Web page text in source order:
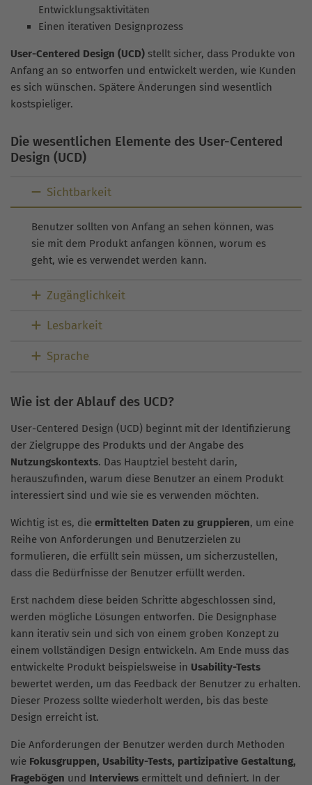
Entwicklungsaktivitäten
Einen iterativen Designprozess
User-Centered Design (UCD) stellt sicher, dass Produkte von
Anfang an so entworfen und entwickelt werden, wie Kunden
es sich wünschen. Spätere Änderungen sind wesentlich
kostspieliger.
Die wesentlichen Elemente des User-Centered
Design (UCD)
Sichtbarkeit
Benutzer sollten von Anfang an sehen können, was
sie mit dem Produkt anfangen können, worum es
geht, wie es verwendet werden kann.
Zugänglichkeit
Lesbarkeit
Sprache
Wie ist der Ablauf des UCD?
User-Centered Design (UCD) beginnt mit der Identifizierung
der Zielgruppe des Produkts und der Angabe des
Nutzungskontexts. Das Hauptziel besteht darin,
herauszufinden, warum diese Benutzer an einem Produkt
interessiert sind und wie sie es verwenden möchten.
Wichtig ist es, die ermittelten Daten zu gruppieren, um eine
Reihe von Anforderungen und Benutzerzielen zu
formulieren, die erfüllt sein müssen, um sicherzustellen,
dass die Bedürfnisse der Benutzer erfüllt werden.
Erst nachdem diese beiden Schritte abgeschlossen sind,
werden mögliche Lösungen entworfen. Die Designphase
kann iterativ sein und sich von einem groben Konzept zu
einem vollständigen Design entwickeln. Am Ende muss das
entwickelte Produkt beispielsweise in Usability-Tests
bewertet werden, um das Feedback der Benutzer zu erhalten.
Dieser Prozess sollte wiederholt werden, bis das beste
Design erreicht ist.
Die Anforderungen der Benutzer werden durch Methoden
wie Fokusgruppen, Usability-Tests, partizipative Gestaltung,
Fragebögen und Interviews ermittelt und definiert. In der